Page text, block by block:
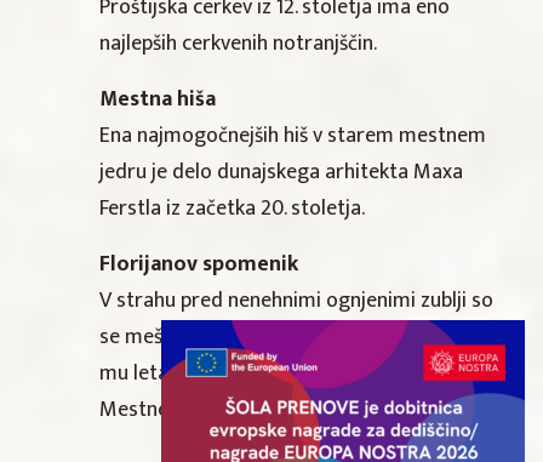
najlepših cerkvenih notranjščin.
Mestna hiša
Ena najmogočnejših hiš v starem mestnem
jedru je delo dunajskega arhitekta Maxa
Ferstla iz začetka 20. stoletja.
Florijanov spomenik
V strahu pred nenehnimi ognjenimi zublji so
se meščani Ptuja priporočili sv. Florijanu in
mu leta 1745 postavili spomenik na
Mestnem trgu.